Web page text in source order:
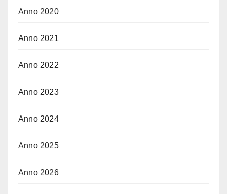
Anno 2020
Anno 2021
Anno 2022
Anno 2023
Anno 2024
Anno 2025
Anno 2026